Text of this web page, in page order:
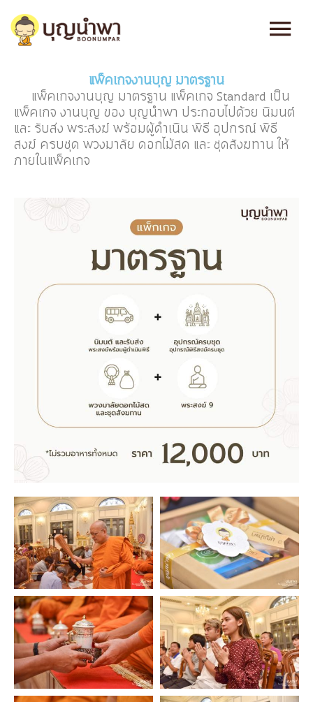
content
Main
แพ็คเกจงานบุญ มาตรฐาน
แพ็คเกจงานบุญ มาตรฐาน แพ็คเกจ Standard เป็น
แพ็คเกจ งานบุญ ของ บุญนำพา ประกอบไปด้วย นิมนต์
และ รับส่ง พระสงฆ์ พร้อมผู้ดำเนิน พิธี อุปกรณ์ พิธี
สงฆ์ ครบชุด พวงมาลัย ดอกไม้สด และ ชุดสังฆทาน ให้
ภายในแพ็คเกจ